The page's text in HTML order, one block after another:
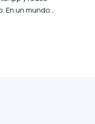
En un mundo…